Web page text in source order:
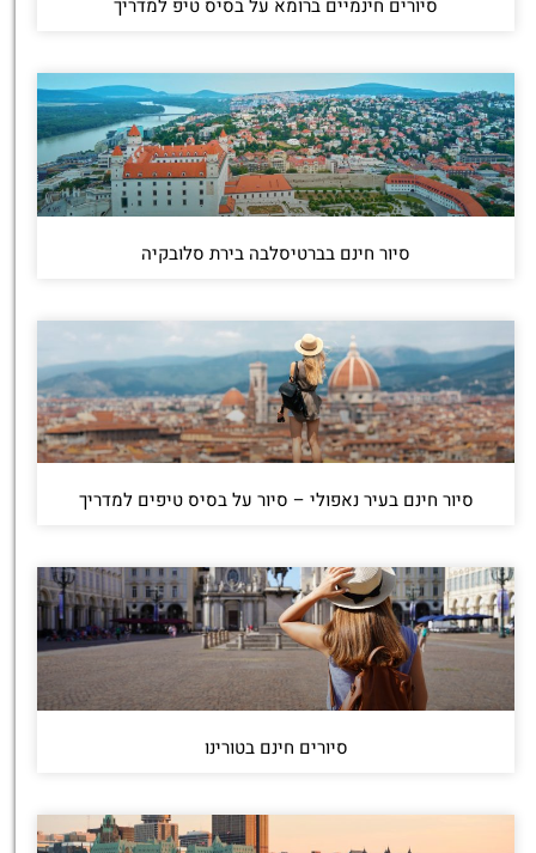
סיורים חינמיים ברומא על בסיס טיפ למדריך
סיור חינם בברטיסלבה בירת סלובקיה
סיור חינם בעיר נאפולי – סיור על בסיס טיפים למדריך
סיורים חינם בטורינו